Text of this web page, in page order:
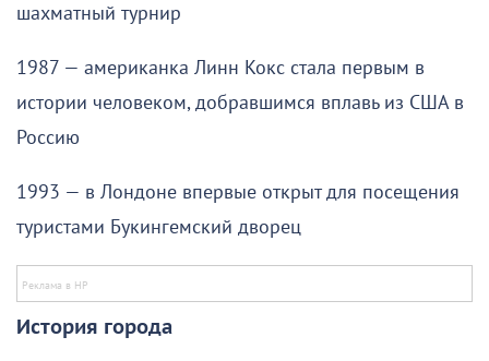
шахматный турнир
1987 — американка Линн Кокс стала первым в
истории человеком, добравшимся вплавь из США в
Россию
1993 — в Лондоне впервые открыт для посещения
туристами Букингемский дворец
История города